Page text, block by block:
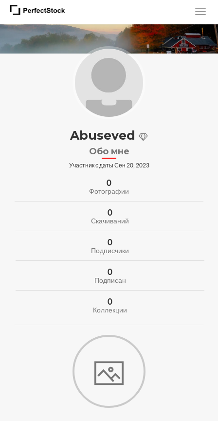
Abuseved
Обо мне
Участник с даты Сен 20, 2023
0
Фотографии
0
Скачиваний
0
Подписчики
0
Подписан
0
Коллекции